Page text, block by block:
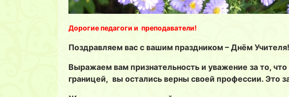
Дорогие педагоги и преподаватели!
Поздравляем вас с вашим праздником – Днём Учителя!
Выражаем вам признательность и уважение за то,
границей, вы остались верны своей профессии. Это